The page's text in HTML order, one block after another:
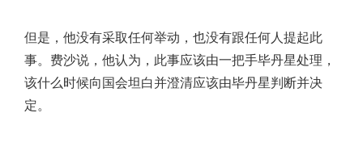
但是，他没有采取任何举动，也没有跟任何人提起此
事。费沙说，他认为，此事应该由一把手毕丹星处理，
该什么时候向国会坦白并澄清应该由毕丹星判断并决
定。